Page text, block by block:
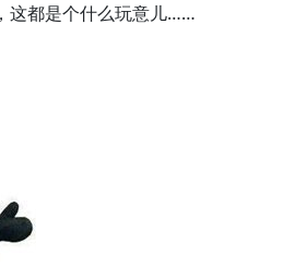
这都是个什么玩意儿……